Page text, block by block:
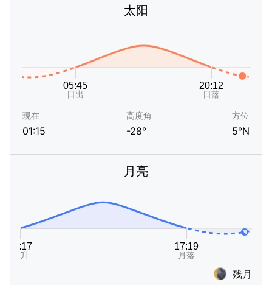
太阳
现在
01:15
高度角
-28°
方位
5°N
月亮
残月